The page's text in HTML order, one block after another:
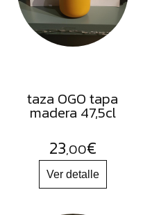
taza OGO tapa
madera 47,5cl
23,00€